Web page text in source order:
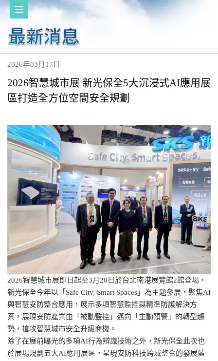
2026年03月17日
2026智慧城市展 新光保全5大沉浸式AI應用展
區打造全方位空間安全規劃
2026智慧城市展即日起至3月20日於台北南港展覽館2館登場，
新光保全今年以「Safe City, Smart Spaces」為主題參展，聚焦AI
與智慧安防整合應用，展示多項智慧監控與精準防護解決方
案，展現安防產業由「被動監控」邁向「主動預警」的轉型趨
勢，搶攻智慧城市安全升級商機。
除了在展前曝光的多項AI行為辨識技術之外，新光保全此次也
於展場規劃五大AI應用展區，呈現安防科技跨域整合的發展藍